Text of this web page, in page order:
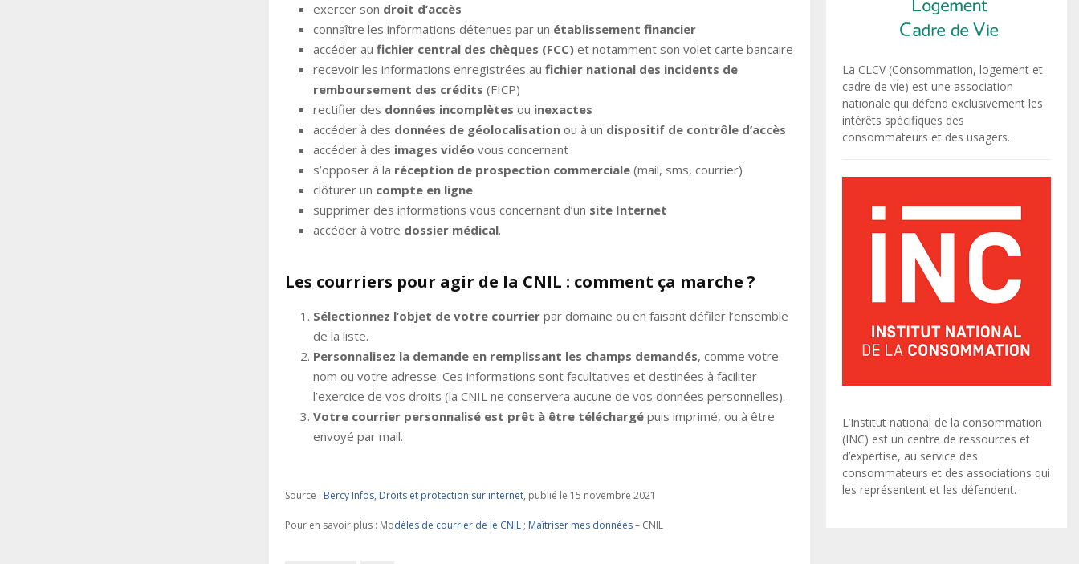
exercer son droit d’accès
connaître les informations détenues par un établissement financier
accéder au fichier central des chèques (FCC) et notamment son volet carte bancaire
recevoir les informations enregistrées au fichier national des incidents de
remboursement des crédits (FICP)
rectifier des données incomplètes ou inexactes
accéder à des données de géolocalisation ou à un dispositif de contrôle d’accès
accéder à des images vidéo vous concernant
s’opposer à la réception de prospection commerciale (mail, sms, courrier)
clôturer un compte en ligne
supprimer des informations vous concernant d’un site Internet
accéder à votre dossier médical.
Les courriers pour agir de la CNIL : comment ça marche ?
Sélectionnez l’objet de votre courrier par domaine ou en faisant défiler l’ensemble
de la liste.
Personnalisez la demande en remplissant les champs demandés, comme votre
nom ou votre adresse. Ces informations sont facultatives et destinées à faciliter
l’exercice de vos droits (la CNIL ne conservera aucune de vos données personnelles).
Votre courrier personnalisé est prêt à être téléchargé puis imprimé, ou à être
envoyé par mail.
Source : Bercy Infos, Droits et protection sur internet, publié le 15 novembre 2021
Pour en savoir plus : Modèles de courrier de le CNIL ; Maîtriser mes données– CNIL
La CLCV (Consommation, logement et
cadre de vie) est une association
nationale qui défend exclusivement les
intérêts spécifiques des
consommateurs et des usagers.
L’Institut national de la consommation
(INC) est un centre de ressources et
d’expertise, au service des
consommateurs et des associations qui
les représentent et les défendent.